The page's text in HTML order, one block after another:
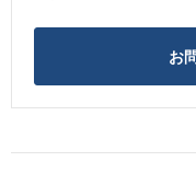
お